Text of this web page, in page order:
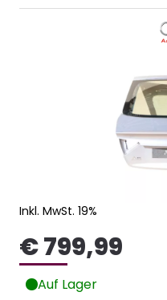
Inkl. MwSt. 19%
€ 799,99
Auf Lager